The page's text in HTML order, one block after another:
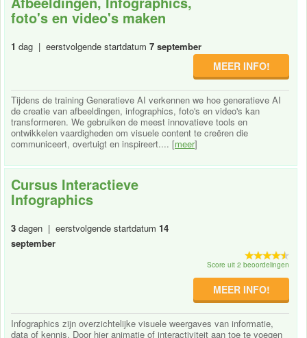
foto's en video's maken
1 dag | eerstvolgende startdatum 7 september
MEER INFO!
Tijdens de training Generatieve AI verkennen we hoe generatieve AI
de creatie van afbeeldingen, infographics, foto's en video's kan
transformeren. We gebruiken de meest innovatieve tools en
ontwikkelen vaardigheden om visuele content te creëren die
communiceert, overtuigt en inspireert.... [meer]
Cursus Interactieve
Infographics
3 dagen | eerstvolgende startdatum 14
september
Score uit 2 beoordelingen
MEER INFO!
Infographics zijn overzichtelijke visuele weergaves van informatie,
data of kennis. Door hier animatie of interactiviteit aan toe te voegen